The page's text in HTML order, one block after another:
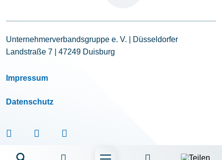
Unternehmerverbandsgruppe e. V. | Düsseldorfer
Landstraße 7 | 47249 Duisburg
Impressum
Datenschutz